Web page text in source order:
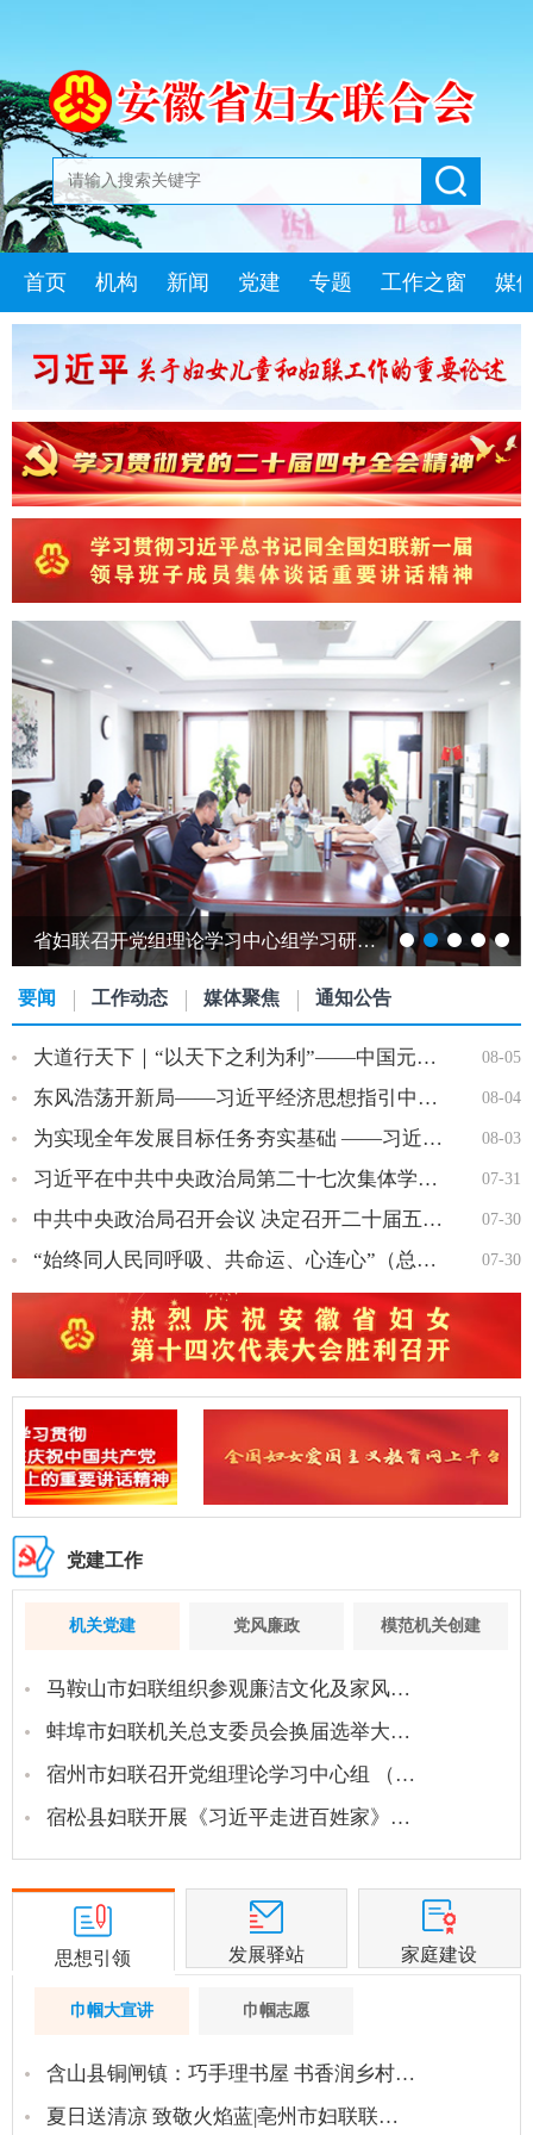
首页 机构 新闻 党建 专题 工作之窗 媒
省妇联召开党组理论学习中心组学习研讨会议
要闻 工作动态 媒体聚焦 通知公告
08-05
大道行天下｜“以天下之利为利”——中国元首外交的世界情怀与大…
08-04
东风浩荡开新局——习近平经济思想指引中国经济高质量发展行稳致…
08-03
为实现全年发展目标任务夯实基础 ——习近平总书记引领“十五五…
07-31
习近平在中共中央政治局第二十七次集体学习时强调 强化政治引领 …
07-30
中共中央政治局召开会议 决定召开二十届五中全会 分析研究 当前…
07-30
“始终同人民同呼吸、共命运、心连心”（总书记的人民情怀）…
党建工作
机关党建 党风廉政 模范机关创建
马鞍山市妇联组织参观廉洁文化及家风…
蚌埠市妇联机关总支委员会换届选举大…
宿州市妇联召开党组理论学习中心组 （…
宿松县妇联开展《习近平走进百姓家》…
思想引领 发展驿站 家庭建设
巾帼大宣讲 巾帼志愿
含山县铜闸镇：巧手理书屋 书香润乡村…
夏日送清凉 致敬火焰蓝|亳州市妇联联…